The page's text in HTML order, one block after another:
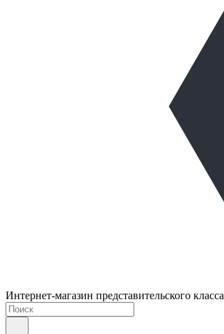
Интернет-магазин представительского класса